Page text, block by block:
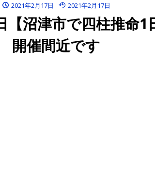
2021年2月17日 2021年2月17日
沼津市で四柱推命1
開催間近です